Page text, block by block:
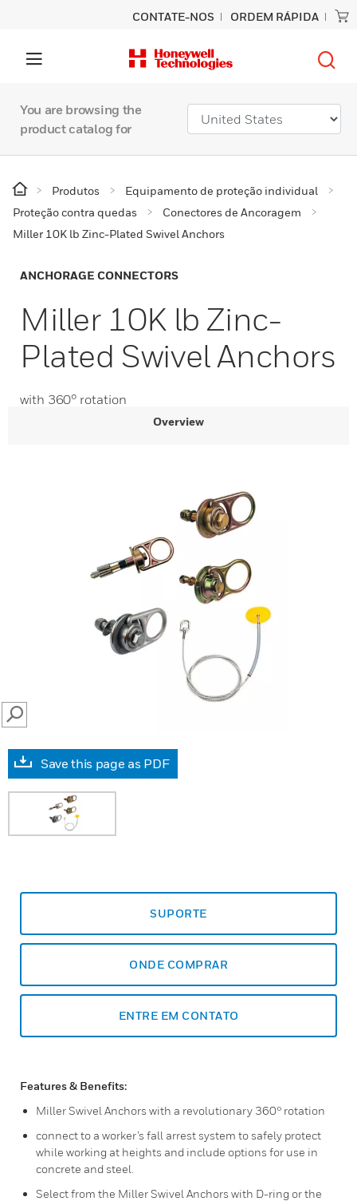
CONTATE-NOS ORDEM RÁPIDA
You are browsing the
product catalog for
Produtos
Equipamento de proteção individual
Proteção contra quedas
Conectores de Ancoragem
Miller 10K lb Zinc-Plated Swivel Anchors
ANCHORAGE CONNECTORS
Miller 10K lb Zinc-
Plated Swivel Anchors
with 360° rotation
Overview
SEARCH
Save this page as PDF
SUPORTE
ONDE COMPRAR
ENTRE EM CONTATO
Features & Benefits:
Miller Swivel Anchors with a revolutionary 360° rotation
connect to a worker’s fall arrest system to safely protect
while working at heights and include options for use in
concrete and steel.
Select from the Miller Swivel Anchors with D-ring or the